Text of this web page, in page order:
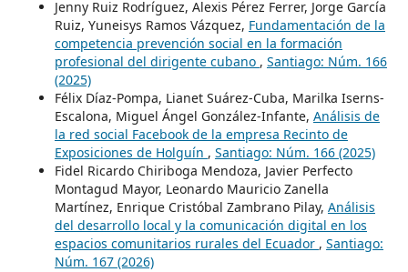
Jenny Ruiz Rodríguez, Alexis Pérez Ferrer, Jorge García
Ruiz, Yuneisys Ramos Vázquez, Fundamentación de la
competencia prevención social en la formación
profesional del dirigente cubano , Santiago: Núm. 166
(2025)
Félix Díaz-Pompa, Lianet Suárez-Cuba, Marilka Iserns-
Escalona, Miguel Ángel González-Infante, Análisis de
la red social Facebook de la empresa Recinto de
Exposiciones de Holguín , Santiago: Núm. 166 (2025)
Fidel Ricardo Chiriboga Mendoza, Javier Perfecto
Montagud Mayor, Leonardo Mauricio Zanella
Martínez, Enrique Cristóbal Zambrano Pilay, Análisis
del desarrollo local y la comunicación digital en los
espacios comunitarios rurales del Ecuador , Santiago:
Núm. 167 (2026)